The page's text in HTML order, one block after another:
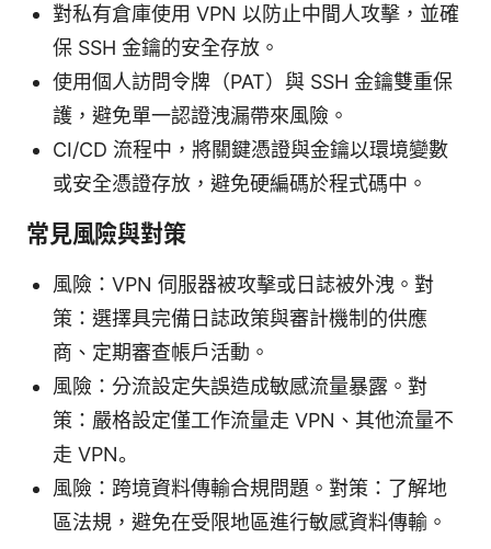
對私有倉庫使用 VPN 以防止中間人攻擊，並確
保 SSH 金鑰的安全存放。
使用個人訪問令牌（PAT）與 SSH 金鑰雙重保
護，避免單一認證洩漏帶來風險。
CI/CD 流程中，將關鍵憑證與金鑰以環境變數
或安全憑證存放，避免硬編碼於程式碼中。
常見風險與對策
風險：VPN 伺服器被攻擊或日誌被外洩。對
策：選擇具完備日誌政策與審計機制的供應
商、定期審查帳戶活動。
風險：分流設定失誤造成敏感流量暴露。對
策：嚴格設定僅工作流量走 VPN、其他流量不
走 VPN。
風險：跨境資料傳輸合規問題。對策：了解地
區法規，避免在受限地區進行敏感資料傳輸。